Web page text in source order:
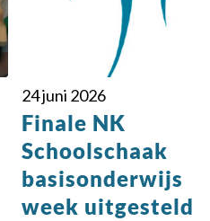
24 juni 2026
Finale NK
Schoolschaak
basisonderwijs
week uitgesteld